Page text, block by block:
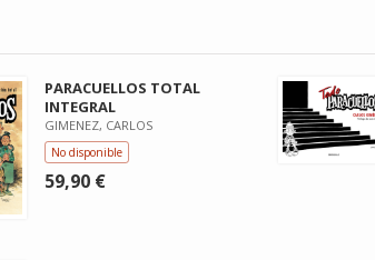
PARACUELLOS TOTAL
INTEGRAL
GIMENEZ, CARLOS
No disponible
59,90 €